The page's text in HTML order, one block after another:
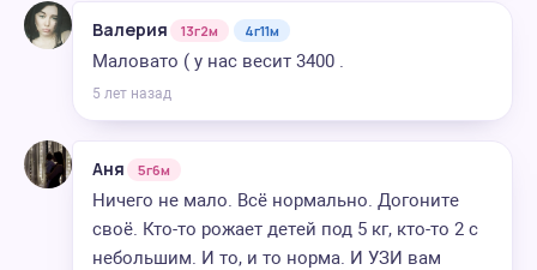
Валерия 13г2м 4г11м
Маловато ( у нас весит 3400 .
5 лет назад
Аня 5г6м
Ничего не мало. Всё нормально. Догоните
своё. Кто-то рожает детей под 5 кг, кто-то 2 с
небольшим. И то, и то норма. И УЗИ вам